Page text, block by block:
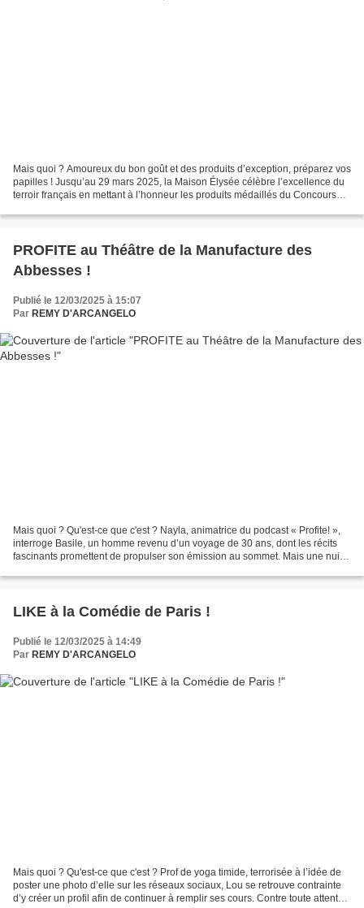
Mais quoi ? Amoureux du bon goût et des produits d’exception, préparez vos
papilles ! Jusqu’au 29 mars 2025, la Maison Élysée célèbre l’excellence du
terroir français en mettant à l’honneur les produits médaillés du Concours
PROFITE au Théâtre de la Manufacture des
Abbesses !
Publié le 12/03/2025 à 15:07
Par REMY D'ARCANGELO
Mais quoi ? Qu'est-ce que c'est ? Nayla, animatrice du podcast « Profite! »,
interroge Basile, un homme revenu d’un voyage de 30 ans, dont les récits
fascinants promettent de propulser son émission au sommet. Mais une nuit
LIKE à la Comédie de Paris !
Publié le 12/03/2025 à 14:49
Par REMY D'ARCANGELO
Mais quoi ? Qu'est-ce que c'est ? Prof de yoga timide, terrorisée à l’idée de
poster une photo d’elle sur les réseaux sociaux, Lou se retrouve contrainte
d’y créer un profil afin de continuer à remplir ses cours. Contre toute attente,